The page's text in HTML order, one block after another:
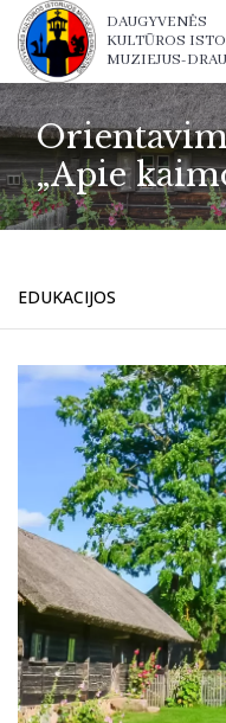
Edukacijos
Žygiai
DAUGYVENĖS
KULTŪROS
MUZIEJUS-
„Apie
EDUKACIJOS
Edukacijos
Kontaktinės edukacijos
Kultūros pasas
Ekskursijos
Žygiai